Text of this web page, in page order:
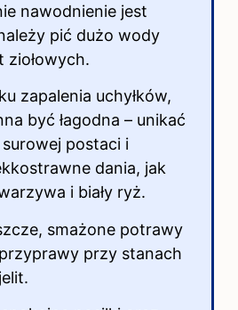
nawodnienie jest
pić dużo wody
ziołowych.
zapalenia uchyłków,
być łagodna – unikać
surowej postaci i
dania, jak
i biały ryż.
smażone potrawy
przy stanach